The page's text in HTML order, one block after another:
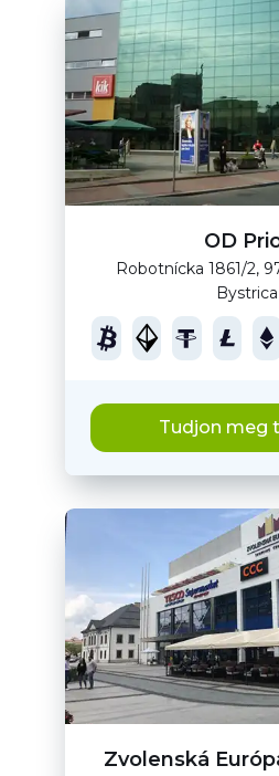
OD
Robotnícka 1861/2,
Bystrica
Tudjon meg
Zvolenská